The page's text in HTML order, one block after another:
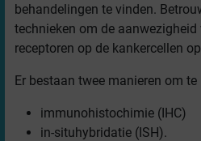
behandelingen te vinden.
technieken om de aanwezigheid
receptoren op de kankercellen
Er bestaan twee manieren om
immunohistochimie (IHC)
in-situhybridatie (ISH).